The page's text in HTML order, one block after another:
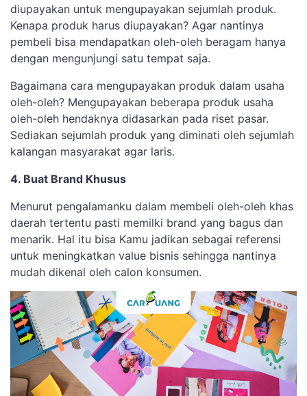
diupayakan untuk mengupayakan sejumlah produk.
Kenapa produk harus diupayakan? Agar nantinya
pembeli bisa mendapatkan oleh-oleh beragam hanya
dengan mengunjungi satu tempat saja.
Bagaimana cara mengupayakan produk dalam usaha
oleh-oleh? Mengupayakan beberapa produk usaha
oleh-oleh hendaknya didasarkan pada riset pasar.
Sediakan sejumlah produk yang diminati oleh sejumlah
kalangan masyarakat agar laris.
4. Buat Brand Khusus
Menurut pengalamanku dalam membeli oleh-oleh khas
daerah tertentu pasti memilki brand yang bagus dan
menarik. Hal itu bisa Kamu jadikan sebagai referensi
untuk meningkatkan value bisnis sehingga nantinya
mudah dikenal oleh calon konsumen.